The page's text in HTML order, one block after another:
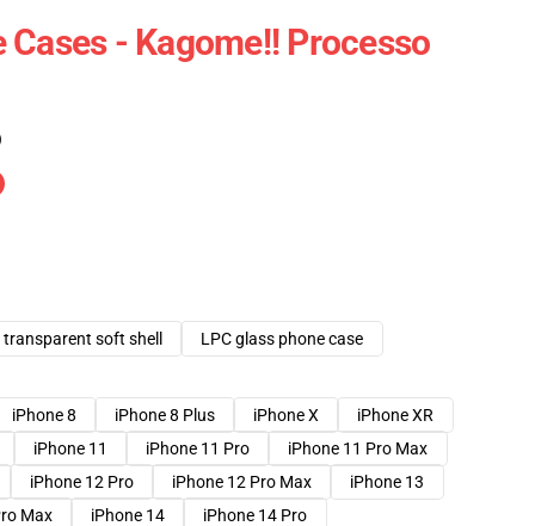
- Kagome!! Processo
transparent soft shell LPC glass phone case
iPhone 8 iPhone 8 Plus iPhone X
iPhone XR
iPhone 11
iPhone 11 Pro
iPhone 11 Pro Max
iPhone 12 Pro
iPhone 12 Pro Max
iPhone 13
Max
iPhone 14
iPhone 14 Pro